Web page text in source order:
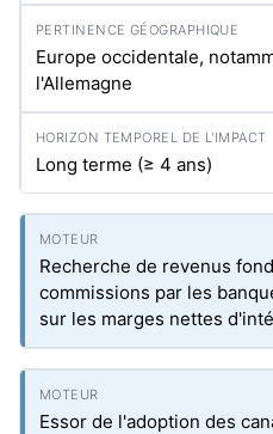
Europe occidentale,
l'Allemagne
Long terme (≥ 4 ans)
Recherche de revenus
commissions par les
sur les marges nettes
Essor de l'adoption des